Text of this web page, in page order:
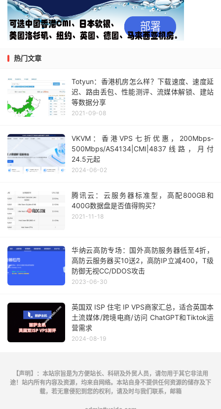
热门文章
Totyun：香港机房怎么样？下载速度、速度延
迟、路由丢包、性能测评、流媒体解锁、建站
等数据分享
2021-09-08
VKVM：香港VPS七折优惠，200Mbps-
500Mbps/AS4134|CMI|4837线路，月付
24.5元起
2024-06-02
腾讯云：云服务器标准型，高配800GB和
400G数据盘是否值得购买？
2021-11-18
华纳云高防专场：国外高防服务器低至4折，
高防云服务器买10送2，高防IP立减400，T级
防御无视CC/DDOS攻击
2023-06-30
英国双 ISP 住宅 IP VPS商家汇总，适合英国本
土流媒体/跨境电商/访问 ChatGPT和Tiktok运
营需求
2024-08-19
【声明】：本站宗旨是为方便站长、科研及外贸人员，请勿用于其它非法用
途！站内所有内容及资源，均来自网络。本站自身不提供任何资源的储存及下
载，若无意侵犯到您的权利，请及时与我们联系，邮箱